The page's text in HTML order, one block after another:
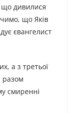
що дивилися
що Яків
євангелист
а з третьої
разом
смиренні